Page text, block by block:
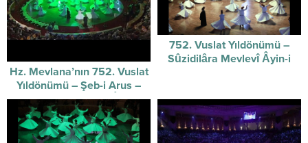
Hz. Mevlana’nın 752. Vuslat
Yıldönümü – Şeb-i Arus –
Sûzidilârâ Mevlevî Âyin-i
Şerif’i
752. Vuslat Yıldönümü –
Sûzidilâra Mevlevî Âyin-i